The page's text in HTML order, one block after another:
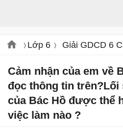
Lớp 6 Giải GDCD 6
Cảm nhận của em về
đọc thông tin trên?Lối
của Bác Hồ được thể
việc làm nào ?